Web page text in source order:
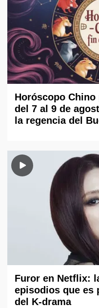
Horóscopo
del 7 al 9 de
la regencia del
Furor en Netflix:
episodios que es
del K-drama